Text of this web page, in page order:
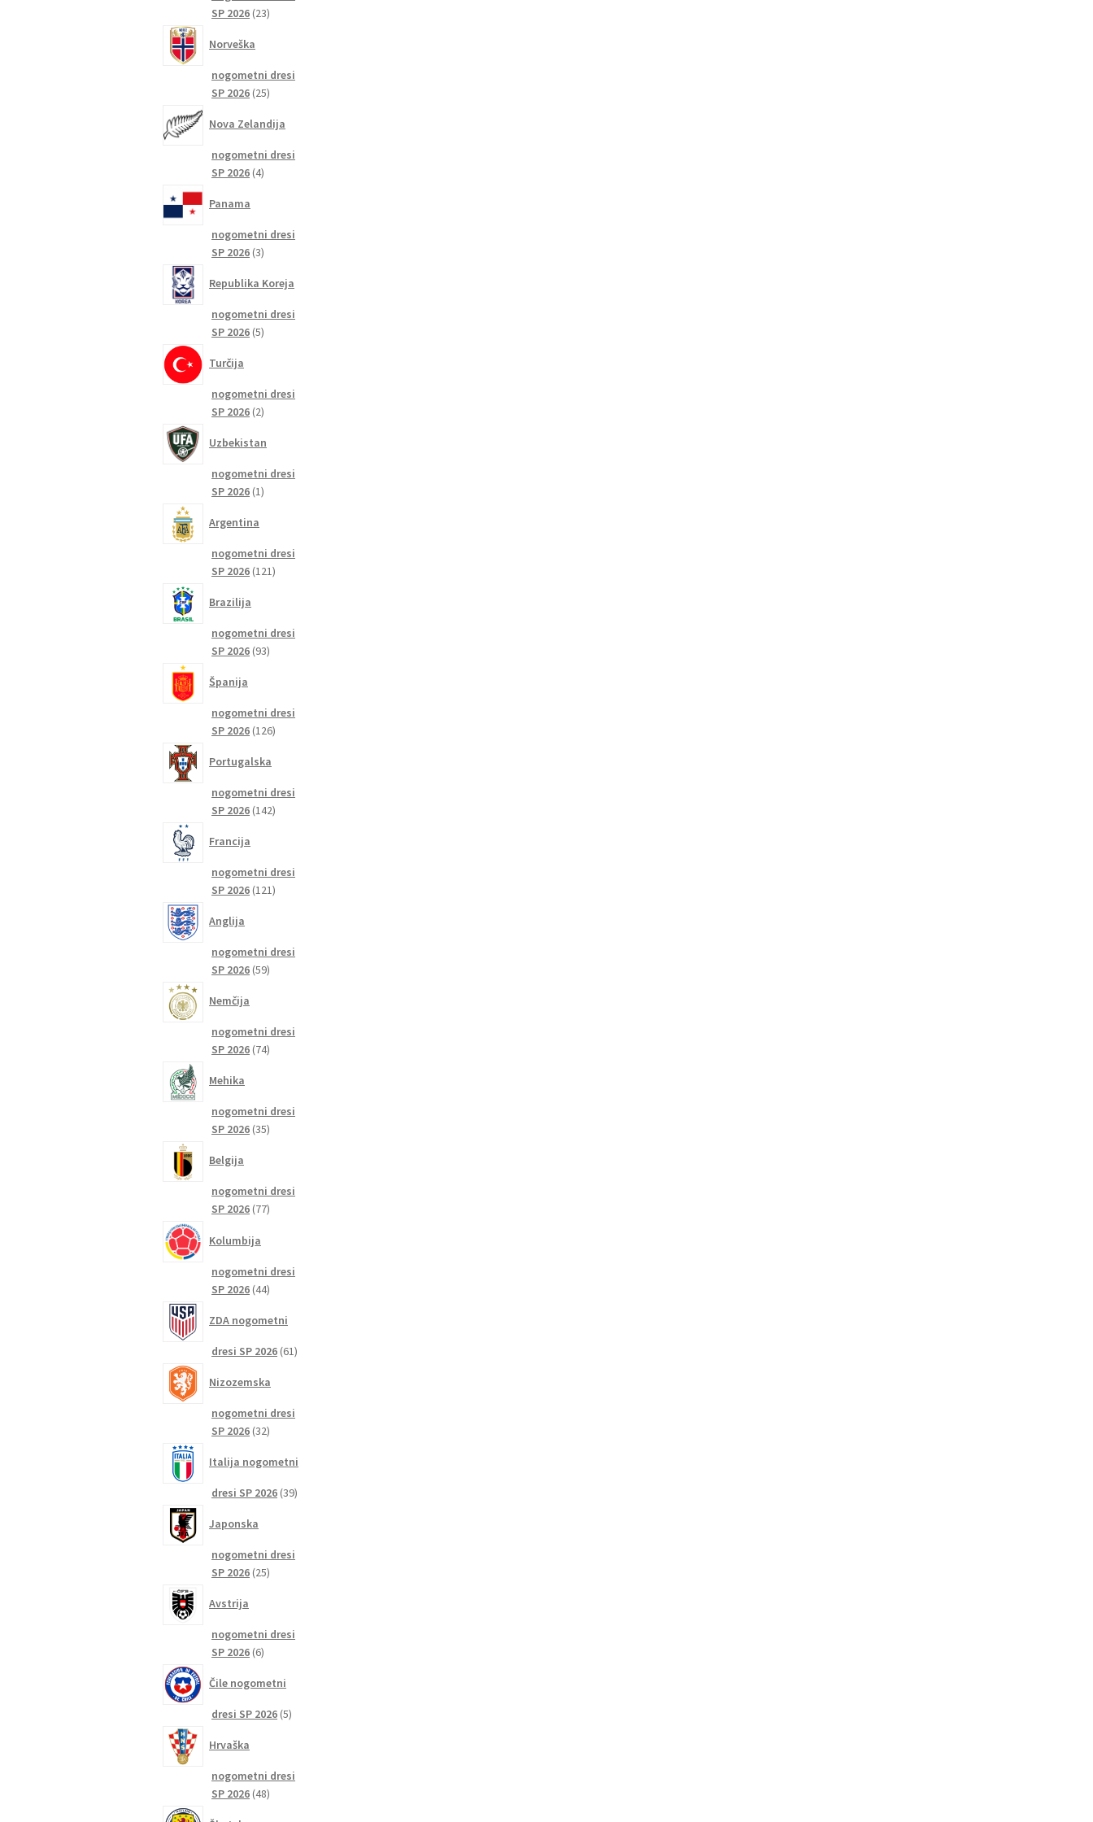
SP 2026 2323
Norveška
nogometni dresi
SP 2026 2525
Nova Zelandija
nogometni dresi
SP 2026 44
Panama
nogometni dresi
SP 2026 33
Republika Koreja
nogometni dresi
SP 2026 55
Turčija
nogometni dresi
SP 2026 22
Uzbekistan
nogometni dresi
SP 2026 11
Argentina
nogometni dresi
SP 2026 121121
Brazilija
nogometni dresi
SP 2026 9393
Španija
nogometni dresi
SP 2026 126126
Portugalska
nogometni dresi
SP 2026 142142
Francija
nogometni dresi
SP 2026 121121
Anglija
nogometni dresi
SP 2026 5959
Nemčija
nogometni dresi
SP 2026 7474
Mehika
nogometni dresi
SP 2026 3535
Belgija
nogometni dresi
SP 2026 7777
Kolumbija
nogometni dresi
SP 2026 4444
ZDA nogometni
dresi SP 2026 6161
Nizozemska
nogometni dresi
SP 2026 3232
Italija nogometni
dresi SP 2026 3939
Japonska
nogometni dresi
SP 2026 2525
Avstrija
nogometni dresi
SP 2026 66
Čile nogometni
dresi SP 2026 55
Hrvaška
nogometni dresi
SP 2026 4848